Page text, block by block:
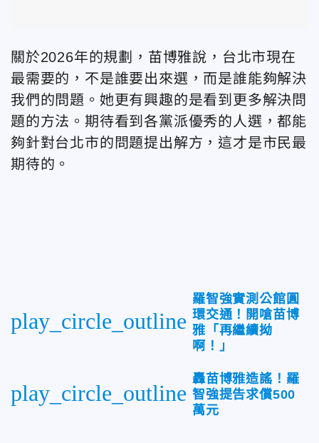
關於2026年的規劃，苗博雅說，台北市現在
最需要的，不是誰要出來選，而是誰能夠解決
我們的問題。她更有興趣的是看到更多解決問
題的方法。期待看到各黨派優秀的人選，都能
夠針對台北市的問題提出解方，這才是市民最
期待的。
play_circle_outline
羅智強實測公館圓
環交通！開嗆苗博
雅「再繼續拗
啊！」
play_circle_outline
轟苗博雅造謠！羅
智強提告求償500
萬元